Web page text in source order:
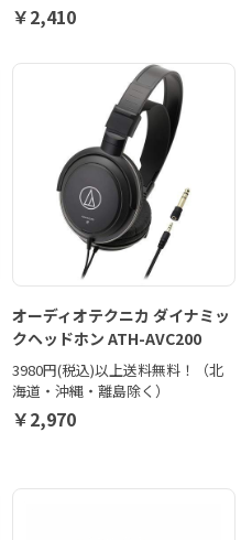
￥2,410
オーディオテクニカ ダイナミッ
クヘッドホン ATH-AVC200
3980円(税込)以上送料無料！（北
海道・沖縄・離島除く）
￥2,970